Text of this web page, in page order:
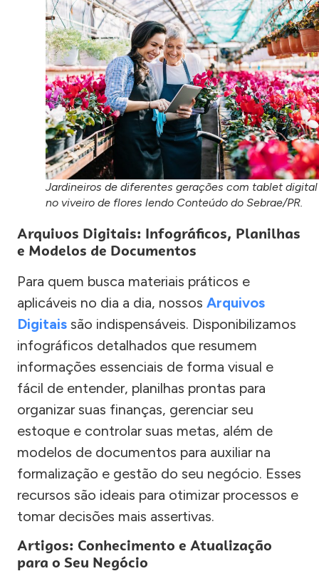
Jardineiros de diferentes gerações com tablet digital
no viveiro de flores lendo Conteúdo do Sebrae/PR.
Arquivos Digitais: Infográficos, Planilhas
e Modelos de Documentos
Para quem busca materiais práticos e
aplicáveis no dia a dia, nossos Arquivos
Digitais são indispensáveis. Disponibilizamos
infográficos detalhados que resumem
informações essenciais de forma visual e
fácil de entender, planilhas prontas para
organizar suas finanças, gerenciar seu
estoque e controlar suas metas, além de
modelos de documentos para auxiliar na
formalização e gestão do seu negócio. Esses
recursos são ideais para otimizar processos e
tomar decisões mais assertivas.
Artigos: Conhecimento e Atualização
para o Seu Negócio